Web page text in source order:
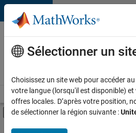
Passer au contenu
Votre
carrière
chez
Accueil Explorer nos opportunités
Activer/désactiver
Contenu principal
FILTRER PAR
Sélectionner un
Choisissez un site web pour accéder
votre langue (lorsqu'il est disponible) et
offres locales. D’après votre position,
de sélectionner la région suivante :